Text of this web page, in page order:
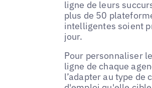
ligne de leurs
plus de 50
intelligentes soient
jour.
Pour personnaliser
ligne de chaque
l’adapter au type de